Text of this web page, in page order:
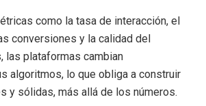
como la tasa de interacción, el
conversiones y la calidad del
las plataformas cambian
algoritmos, lo que obliga a construir
y sólidas, más allá de los números.